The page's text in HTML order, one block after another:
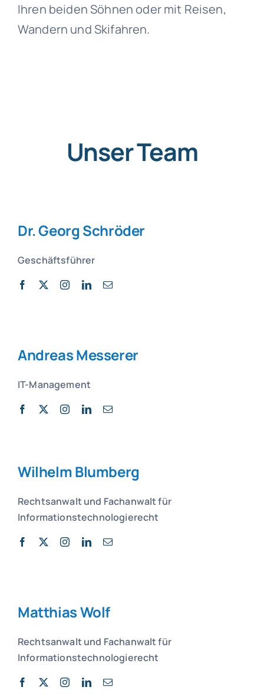
Ihren beiden Söhnen oder mit Reisen,
Wandern und Skifahren.
Unser Team
Dr. Georg Schröder
Geschäftsführer
Andreas Messerer
IT-Management
Wilhelm Blumberg
Rechtsanwalt und Fachanwalt für
Informationstechnologierecht
Matthias Wolf
Rechtsanwalt und Fachanwalt für
Informationstechnologierecht